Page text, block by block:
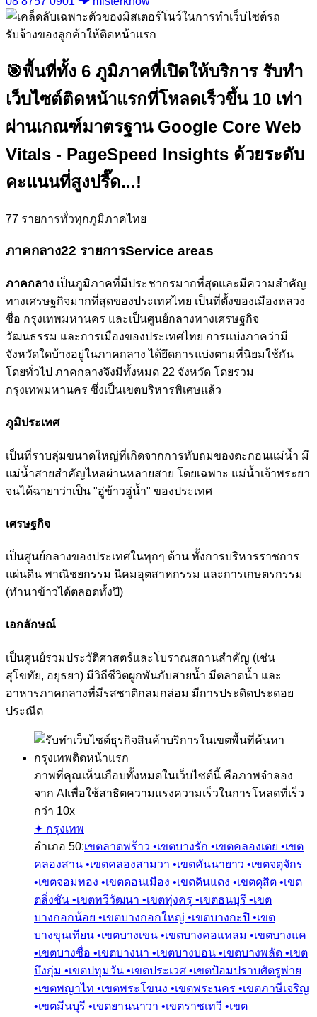
🎯พื้นที่ทั้ง 6 ภูมิภาคที่เปิดให้บริการ รับทำ
เว็บไซต์ติดหน้าแรกที่โหลดเร็วขึ้น 10 เท่า
ผ่านเกณฑ์มาตรฐาน Google Core Web
Vitals - PageSpeed Insights ด้วยระดับ
คะแนนที่สูงปรี๊ด...!
77 รายการทั่วทุกภูมิภาคไทย
ภาคกลาง22 รายการService areas
ภาคกลาง เป็นภูมิภาคที่มีประชากรมากที่สุดและมีความสำคัญ
ทางเศรษฐกิจมากที่สุดของประเทศไทย เป็นที่ตั้งของเมืองหลวง
ชื่อ กรุงเทพมหานคร และเป็นศูนย์กลางทางเศรษฐกิจ
วัฒนธรรม และการเมืองของประเทศไทย การแบ่งภาคว่ามี
จังหวัดใดบ้างอยู่ในภาคกลาง ได้ยึดการแบ่งตามที่นิยมใช้กัน
โดยทั่วไป ภาคกลางจึงมีทั้งหมด 22 จังหวัด โดยรวม
กรุงเทพมหานคร ซึ่งเป็นเขตบริหารพิเศษแล้ว
ภูมิประเทศ
เป็นที่ราบลุ่มขนาดใหญ่ที่เกิดจากการทับถมของตะกอนแม่น้ำ มี
แม่น้ำสายสำคัญไหลผ่านหลายสาย โดยเฉพาะ แม่น้ำเจ้าพระยา
จนได้ฉายาว่าเป็น "อู่ข้าวอู่น้ำ" ของประเทศ
เศรษฐกิจ
เป็นศูนย์กลางของประเทศในทุกๆ ด้าน ทั้งการบริหารราชการ
แผ่นดิน พาณิชยกรรม นิคมอุตสาหกรรม และการเกษตรกรรม
(ทำนาข้าวได้ตลอดทั้งปี)
เอกลักษณ์
เป็นศูนย์รวมประวัติศาสตร์และโบราณสถานสำคัญ (เช่น
สุโขทัย, อยุธยา) มีวิถีชีวิตผูกพันกับสายน้ำ มีตลาดน้ำ และ
อาหารภาคกลางที่มีรสชาติกลมกล่อม มีการประดิดประดอย
ประณีต
ภาพที่คุณเห็นเกือบทั้งหมดในเว็บไซต์นี้ คือภาพจำลอง
จาก AI เพื่อใช้สาธิตความแรงความเร็วในการโหลดที่เร็ว
กว่า 10x
✦ กรุงเทพ
อำเภอ 50:เขตลาดพร้าว •เขตบางรัก •เขตคลองเตย •เขต
คลองสาน •เขตคลองสามวา •เขตคันนายาว •เขตจตุจักร
•เขตจอมทอง •เขตดอนเมือง •เขตดินแดง •เขตดุสิต •เขต
ตลิ่งชัน •เขตทวีวัฒนา •เขตทุ่งครุ •เขตธนบุรี •เขต
บางกอกน้อย •เขตบางกอกใหญ่ •เขตบางกะปิ •เขต
บางขุนเทียน •เขตบางเขน •เขตบางคอแหลม •เขตบางแค
•เขตบางซื่อ •เขตบางนา •เขตบางบอน •เขตบางพลัด •เขต
บึงกุ่ม •เขตปทุมวัน •เขตประเวศ •เขตป้อมปราบศัตรูพ่าย
•เขตพญาไท •เขตพระโขนง •เขตพระนคร •เขตภาษีเจริญ
•เขตมีนบุรี •เขตยานนาวา •เขตราชเทวี •เขต